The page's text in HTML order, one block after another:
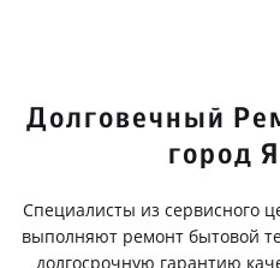
Долговечный
город
Специалисты из сервисного
выполняют ремонт бытовой
долгосрочную гарантию